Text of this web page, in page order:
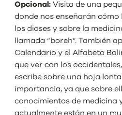
Opcional: Visita de una
donde nos enseñarán cómo
los dioses y sobre la
llamada “boreh”. También
Calendario y el Alfabeto
que ver con los
escribe sobre una hoja
importancia, ya que sobre
conocimientos de medicina
actualmente están en un